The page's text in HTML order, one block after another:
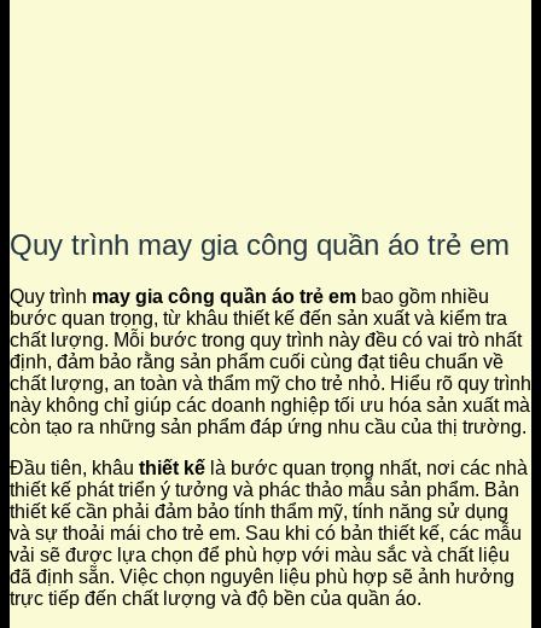
Quy trình may gia công quần áo trẻ em
Quy trình may gia công quần áo trẻ em bao gồm nhiều
bước quan trọng, từ khâu thiết kế đến sản xuất và kiểm tra
chất lượng. Mỗi bước trong quy trình này đều có vai trò nhất
định, đảm bảo rằng sản phẩm cuối cùng đạt tiêu chuẩn về
chất lượng, an toàn và thẩm mỹ cho trẻ nhỏ. Hiểu rõ quy trình
này không chỉ giúp các doanh nghiệp tối ưu hóa sản xuất mà
còn tạo ra những sản phẩm đáp ứng nhu cầu của thị trường.
Đầu tiên, khâu thiết kế là bước quan trọng nhất, nơi các nhà
thiết kế phát triển ý tưởng và phác thảo mẫu sản phẩm. Bản
thiết kế cần phải đảm bảo tính thẩm mỹ, tính năng sử dụng
và sự thoải mái cho trẻ em. Sau khi có bản thiết kế, các mẫu
vải sẽ được lựa chọn để phù hợp với màu sắc và chất liệu
đã định sẵn. Việc chọn nguyên liệu phù hợp sẽ ảnh hưởng
trực tiếp đến chất lượng và độ bền của quần áo.